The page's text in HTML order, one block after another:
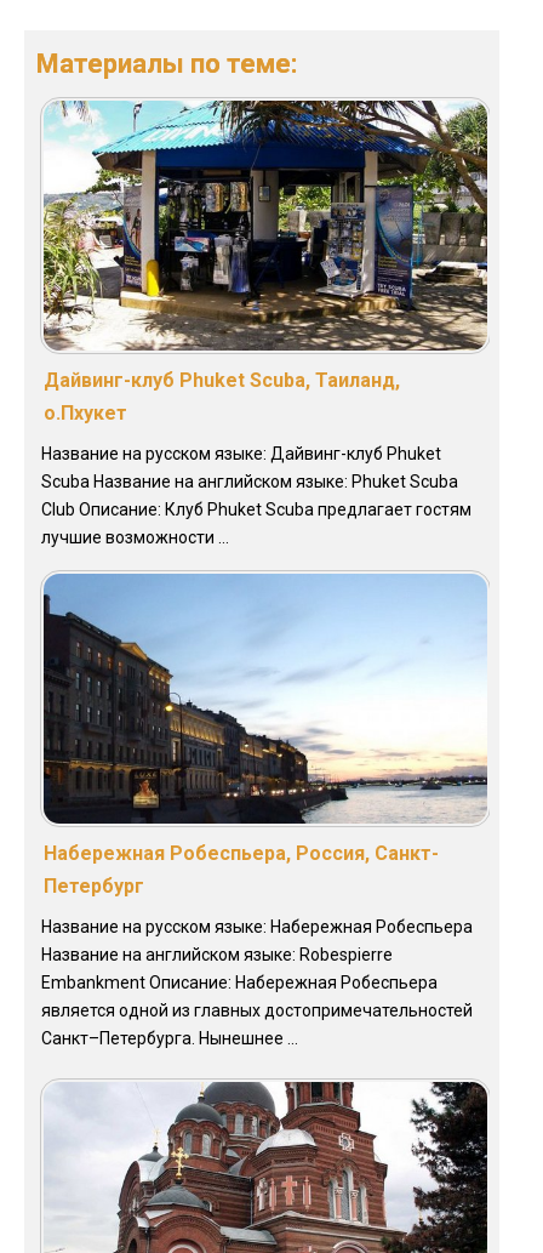
Материалы по теме:
Дайвинг-клуб Phuket Scuba, Таиланд,
о.Пхукет
Название на русском языке: Дайвинг-клуб Phuket
Scuba Название на английском языке: Phuket Scuba
Club Описание: Клуб Phuket Scuba предлагает гостям
лучшие возможности ...
Набережная Робеспьера, Россия, Санкт-
Петербург
Название на русском языке: Набережная Робеспьера
Название на английском языке: Robespierre
Embankment Описание: Набережная Робеспьера
является одной из главных достопримечательностей
Санкт–Петербурга. Нынешнее ...